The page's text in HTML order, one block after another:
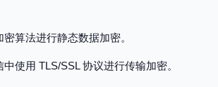
算法进行静态数据加密。
使用 TLS/SSL 协议进行传输加密。